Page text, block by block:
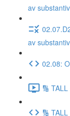
av substantiv
av substantiv
02.08:
🔢
🔢